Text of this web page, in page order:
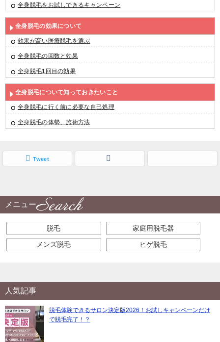
全身脱毛をお試しできるキャンペーン
全身脱毛の効果について
効果が高い医療脱毛を選ぶ
全身脱毛の回数と効果
全身脱毛1回目の効果
全身脱毛について知っておきたいこと
全身脱毛に行く前に必要な自己処理
全身脱毛の体勢、施術方法
Tweet
メニュー
脱毛 家庭用脱毛器
メンズ脱毛 ヒゲ脱毛
人気記事
脱毛体験できるサロン決定版2026！お試しキャンペーンだけ
で脱毛完了！？